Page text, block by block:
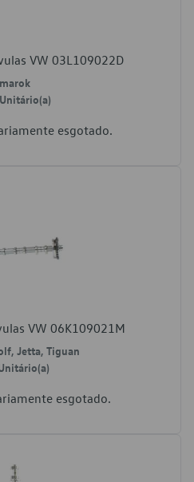
VW 03L109022D
Unitário(a)
esgotado.
VW 06K109021M
Jetta, Tiguan
esgotado.